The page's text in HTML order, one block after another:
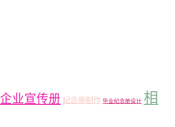
企业宣传册 纪念册制作 毕业纪念册设计 相